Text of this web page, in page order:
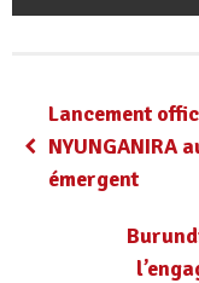
Lancement
NYUNGANIRA
émergent